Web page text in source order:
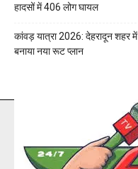
हादसों में 406 लोग घायल
कांवड़ यात्रा 2026: देहरादून शहर
बनाया नया रूट प्लान